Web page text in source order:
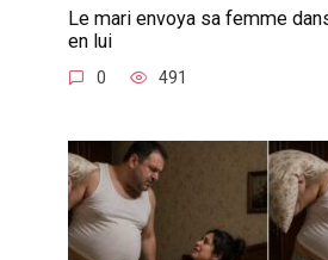
Le mari envoya sa femme
en lui
0 491